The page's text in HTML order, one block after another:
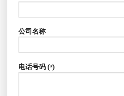
公司名称
电话号码 (*)